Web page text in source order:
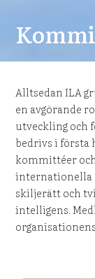
Alltsedan ILA
en avgörande
utveckling och
bedrivs i
kommittéer
skiljerätt och
intelligens.